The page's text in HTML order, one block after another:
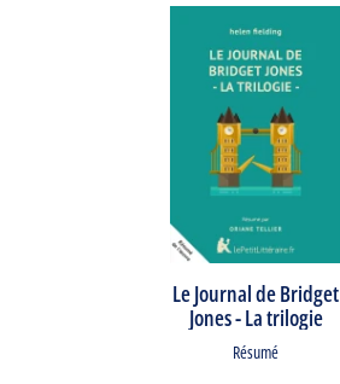
Le Journal de Bridget
Jones - La trilogie
Résumé